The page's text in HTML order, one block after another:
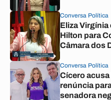
Conversa Política
Eliza
Hilton para
Câmara dos
Conversa Política
Cícero
renúncia
senadora